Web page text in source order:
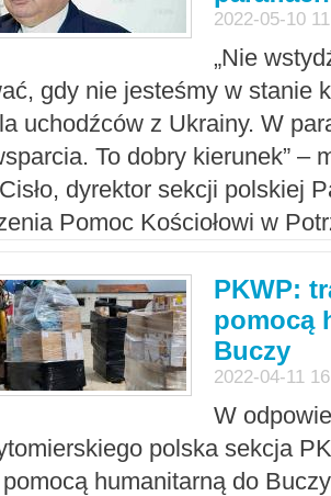
2022-05-10
„Nie
gdy nie jesteśmy w stanie
uchodźców z Ukrainy. W
To dobry kierunek” –
dyrektor sekcji polskiej
Pomoc Kościołowi w
PKWP:
pomocą
Buczy
2022-04-11
W
polska sekcja
humanitarną do